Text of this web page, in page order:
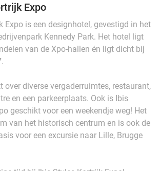
Expo
Expo is een designhotel, gevestigd in het
Kennedy Park. Het hotel ligt
van de Xpo-hallen én ligt dicht bij
over diverse vergaderruimtes, restaurant,
en een parkeerplaats. Ook is Ibis
geschikt voor een weekendje weg! Het
van het historisch centrum en is ook de
voor een excursie naar Lille, Brugge